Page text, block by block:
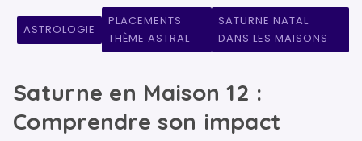
ASTROLOGIE
PLACEMENTS
THÈME ASTRAL
SATURNE NATAL
DANS LES MAISONS
Saturne en Maison 12 :
Comprendre son impact